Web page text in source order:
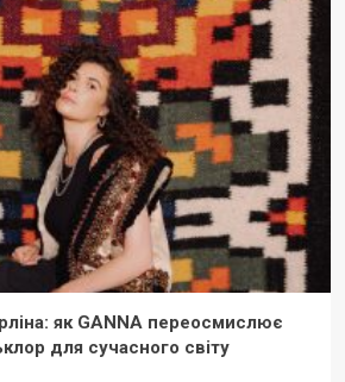
як GANNA переосмислює
для сучасного світу